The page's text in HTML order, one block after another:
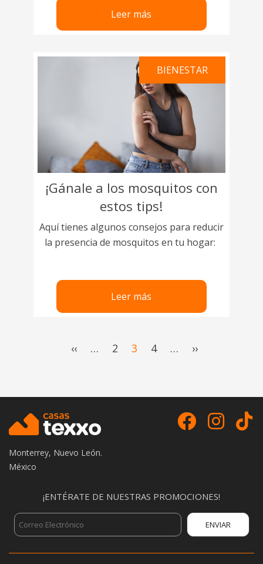
Leer más
BIENESTAR
¡Gánale a los mosquitos con
estos tips!
Aquí tienes algunos consejos para reducir
la presencia de mosquitos en tu hogar:
Leer más
Pagination
First
‹‹ … Page
2
Current
3 Page
4 …
Last
››
Monterrey, Nuevo León.
México
¡ENTÉRATE DE NUESTRAS PROMOCIONES!